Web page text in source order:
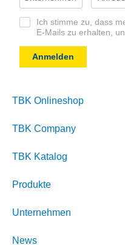
Ich stimme zu, dass
E-Mails zu erhalten,
Anmelden
TBK Onlineshop
TBK Company
TBK Katalog
Produkte
Unternehmen
News